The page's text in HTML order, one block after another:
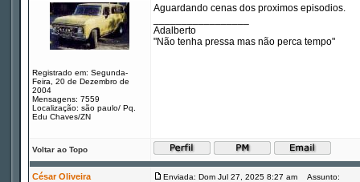
Registrado em: Segunda-
Feira, 20 de Dezembro de
2004
Mensagens: 7559
Localização: são paulo/ Pq.
Edu Chaves/ZN
Aguardando cenas dos proximos episodios.
Adalberto
"Não tenha pressa mas não perca tempo"
Voltar ao Topo
César Oliveira Enviada: Dom Jul 27, 2025 8:27 am Assunto: